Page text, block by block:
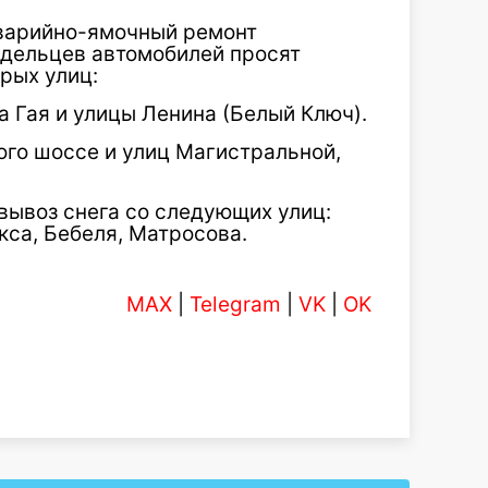
ямочный ремонт
автомобилей просят
улиц:
Гая и улицы Ленина (Белый Ключ).
шоссе и улиц Магистральной,
снега со следующих улиц:
Бебеля, Матросова.
MAX Telegram VK OK